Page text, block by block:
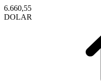
6.660,55
DOLAR